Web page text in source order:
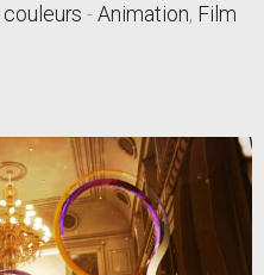
couleurs - Animation, Film